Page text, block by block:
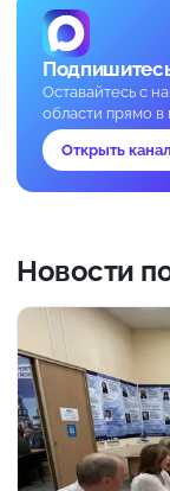
Оставайтесь с
области прямо
Открыть
Новости